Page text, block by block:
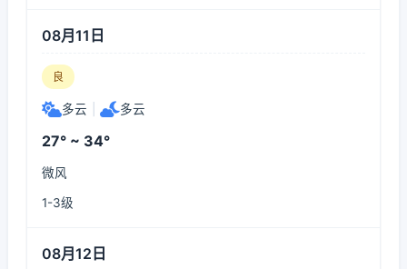
08月11日
良
多云 多云
27° ~ 34°
微风
1-3级
08月12日